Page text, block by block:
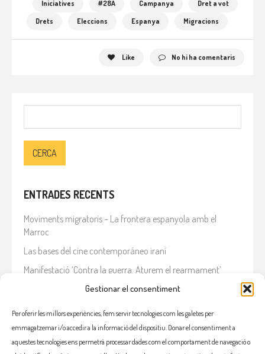
Gestionar el consentiment
Per oferir les millors experiències, fem servir tecnologies com les galetes per
emmagatzemar i/o accedir a la informació del dispositiu. Donar el consentiment a
aquestes tecnologies ens permetrà processar dades com el comportament de navegació o
Iniciatives #28A Campanya
Dret a vot
Drets
Eleccions Espanya Migracions
Like No hi ha comentaris
ENTRADES RECENTS
Moviments migratoris – La frontera espanyola amb el
Marroc
Las bases del cine contemporáneo iraní
Manifestació ‘Contra la guerra. Aturem el rearmament’
En solidaritat amb el Líban
Què està passant a l’Iran?
COMENTARIS RECENTS